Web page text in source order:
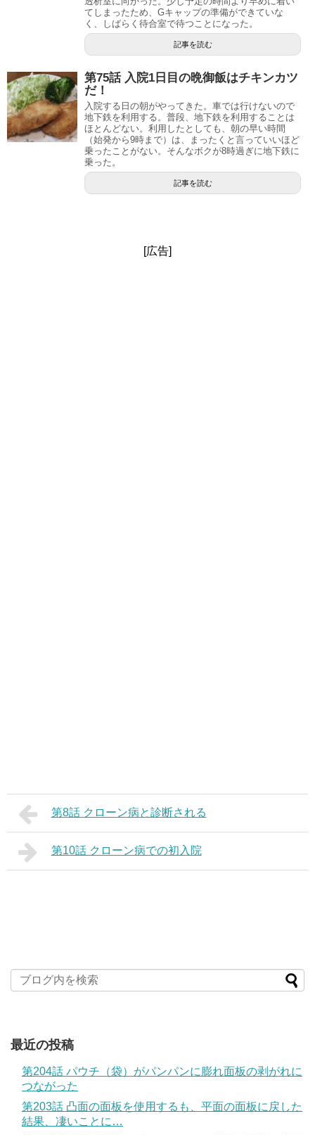
てしまったため、Gキャップの準備ができていな
く、しばらく待合室で待つことになった。
記事を読む
第75話 入院1日目の晩御飯はチキンカツ
だ！
入院する日の朝がやってきた。車では行けないので
地下鉄を利用する。普段、地下鉄を利用することは
ほとんどない。利用したとしても、朝の早い時間
（始発から9時まで）は、まったくと言っていいほど
乗ったことがない。そんなボクが8時過ぎに地下鉄に
乗った。
記事を読む
[広告]
第8話 クローン病と診断される
第10話 クローン病での初入院
最近の投稿
第204話 パウチ（袋）がパンパンに膨れ面板の剥がれに
つながった
第203話 凸面の面板を使用するも、平面の面板に戻した
結果、凄いことに…